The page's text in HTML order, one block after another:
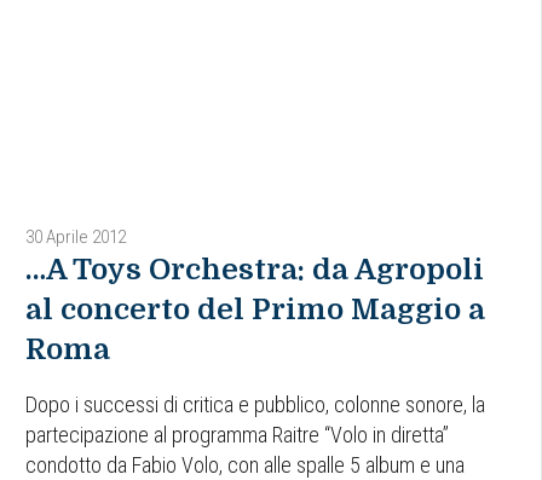
30 Aprile 2012
…A Toys Orchestra: da Agropoli
al concerto del Primo Maggio a
Roma
Dopo i successi di critica e pubblico, colonne sonore, la
partecipazione al programma Raitre “Volo in diretta”
condotto da Fabio Volo, con alle spalle 5 album e una